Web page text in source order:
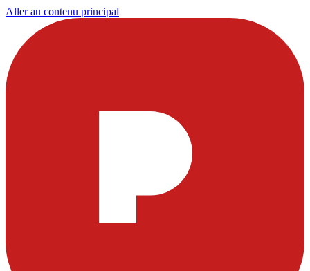
Aller au contenu principal